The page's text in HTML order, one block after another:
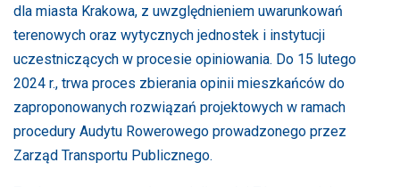
dla miasta Krakowa, z uwzględnieniem uwarunkowań
terenowych oraz wytycznych jednostek i instytucji
uczestniczących w procesie opiniowania. Do 15 lutego
2024 r., trwa proces zbierania opinii mieszkańców do
zaproponowanych rozwiązań projektowych w ramach
procedury Audytu Rowerowego prowadzonego przez
Zarząd Transportu Publicznego.